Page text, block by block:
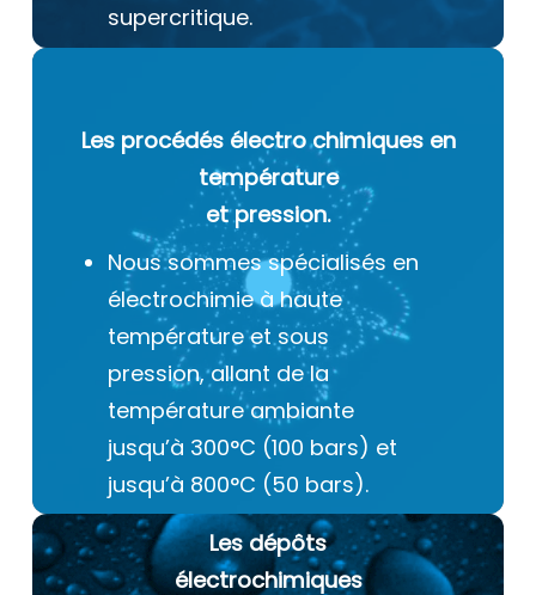
supercritique.
Les procédés électro chimiques en
température
et pression.
Nous sommes spécialisés en
électrochimie à haute
température et sous
pression, allant de la
température ambiante
jusqu’à 300°C (100 bars) et
jusqu’à 800°C (50 bars).
Les dépôts
électrochimiques